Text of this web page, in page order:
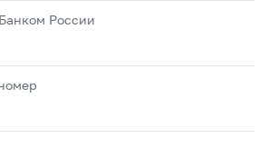
России